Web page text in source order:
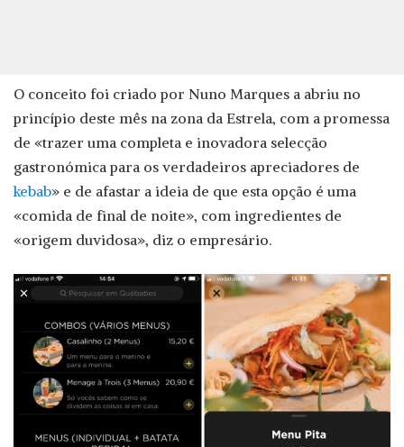
O conceito foi criado por Nuno Marques a abriu no
princípio deste mês na zona da Estrela, com a promessa
de «trazer uma completa e inovadora selecção
gastronómica para os verdadeiros apreciadores de
kebab» e de afastar a ideia de que esta opção é uma
«comida de final de noite», com ingredientes de
«origem duvidosa», diz o empresário.